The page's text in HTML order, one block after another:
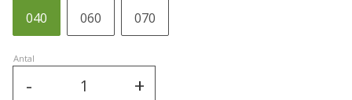
040 060 070
Antal
+
-